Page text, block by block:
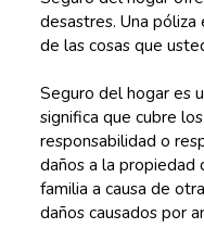
desastres. Una póliza
de las cosas que
Seguro del hogar es
significa que cubre
responsabilidad o
daños a la propiedad
familia a causa de
daños causados por